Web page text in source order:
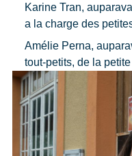
Karine Tran,
a la charge des
Amélie Perna,
tout-petits, de la